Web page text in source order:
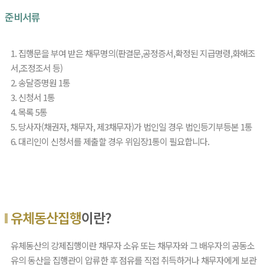
준비서류
1. 집행문을 부여 받은 채무명의(판결문,공정증서,확정된 지급명령,화해조
서,조정조서 등)
2. 송달증명원 1통
3. 신청서 1통
4. 목록 5통
5. 당사자(채권자, 채무자, 제3채무자)가 법인일 경우 법인등기부등본 1통
6. 대리인이 신청서를 제출할 경우 위임장1통이 필요합니다.
유체동산집행이란?
유체동산의 강제집행이란 채무자 소유 또는 채무자와 그 배우자의 공동소
유의 동산을 집행관이 압류한 후 점유를 직접 취득하거나 채무자에게 보관